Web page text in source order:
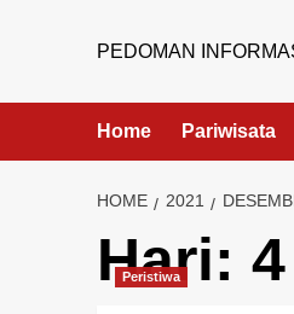
PEDOMAN
Home Pariwisata
HOME 2021
Hari:
Peristiwa